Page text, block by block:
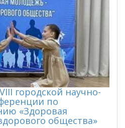
городской научно-
по
«Здоровая
общества»